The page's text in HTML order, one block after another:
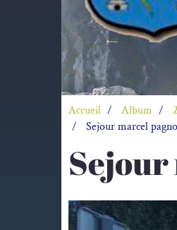
Accueil Album
Sejour marcel
Sejour